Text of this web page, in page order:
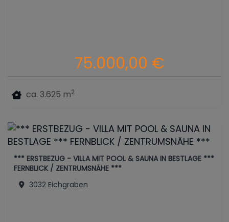
ca. 3.625 m2
75.000,00 €
*** ERSTBEZUG - VILLA MIT POOL & SAUNA IN BESTLAGE ***
FERNBLICK / ZENTRUMSNÄHE ***
3032 Eichgraben